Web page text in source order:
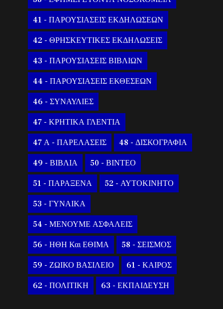
41 - ΠΑΡΟΥΣΙΑΣΕΙΣ ΕΚΔΗΛΩΣΕΩΝ
42 - ΘΡΗΣΚΕΥΤΙΚΕΣ ΕΚΔΗΛΩΣΕΙΣ
43 - ΠΑΡΟΥΣΙΑΣΕΙΣ ΒΙΒΛΙΩΝ
44 - ΠΑΡΟΥΣΙΑΣΕΙΣ ΕΚΘΕΣΕΩΝ
46 - ΣΥΝΑΥΛΙΕΣ
47 - ΚΡΗΤΙΚΑ ΓΛΕΝΤΙΑ
47 Α - ΠΑΡΕΛΑΣΕΙΣ 48 - ΔΙΣΚΟΓΡΑΦΙΑ
49 - ΒΙΒΛΙΑ 50 - ΒΙΝΤΕΟ
51 - ΠΑΡΑΞΕΝΑ 52 - ΑΥΤΟΚΙΝΗΤΟ
53 - ΓΥΝΑΙΚΑ
54 - ΜΕΝΟΥΜΕ ΑΣΦΑΛΕΙΣ
56 - ΗΘΗ Και ΕΘΙΜΑ 58 - ΣΕΙΣΜΟΣ
59 - ΖΩΙΚΟ ΒΑΣΙΛΕΙΟ 61 - ΚΑΙΡΟΣ
62 - ΠΟΛΙΤΙΚΗ 63 - ΕΚΠΑΙΔΕΥΣΗ